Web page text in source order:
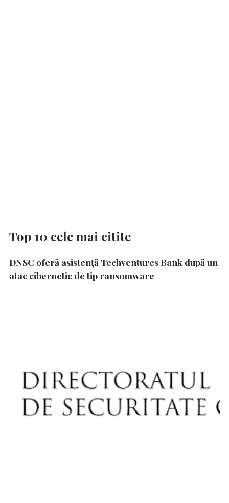
Top 10 cele mai citite
DNSC oferă asistență Techventures Bank după un
atac cibernetic de tip ransomware